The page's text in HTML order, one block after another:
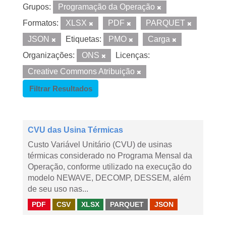
Grupos:
Programação da Operação
Formatos:
XLSX PDF
PARQUET
JSON
Etiquetas: PMO
Carga
Organizações:
ONS
Licenças:
Creative Commons Atribuição
Filtrar Resultados
CVU das Usina Térmicas
Custo Variável Unitário (CVU) de usinas
térmicas considerado no Programa Mensal da
Operação, conforme utilizado na execução do
modelo NEWAVE, DECOMP, DESSEM, além
de seu uso nas...
PDF CSV XLSX PARQUET JSON